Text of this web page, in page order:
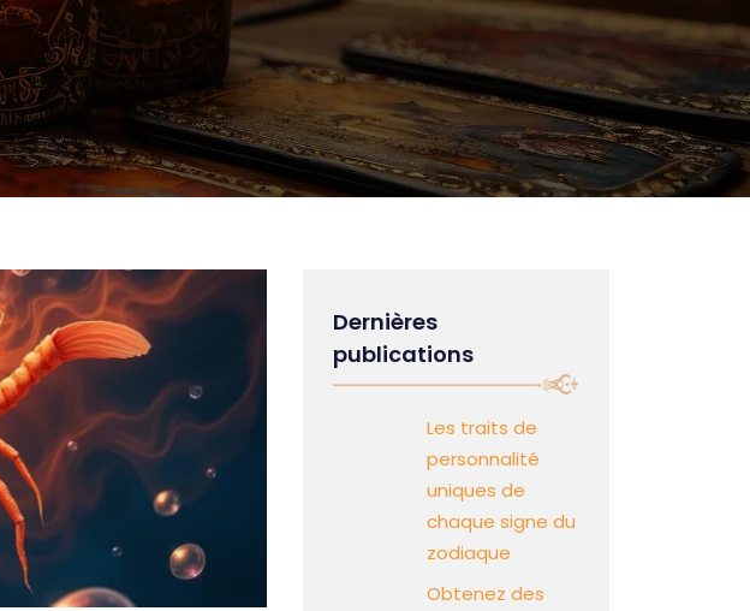
Dernières
publications
Les traits de
personnalité
uniques de
chaque signe du
zodiaque
Obtenez des